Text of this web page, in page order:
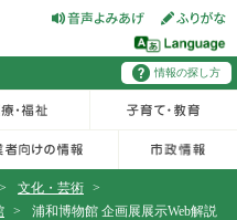
情報の探し方
> 文化・芸術 >
> 浦和博物館 企画展展示Web解説